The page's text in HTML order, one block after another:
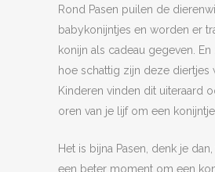
Rond Pasen puilen de
babykonijntjes en worden er
konijn als cadeau gegeven.
hoe schattig zijn deze diertjes
Kinderen vinden dit uiteraard
oren van je lijf om een
Het is bijna Pasen, denk je
een beter moment om een